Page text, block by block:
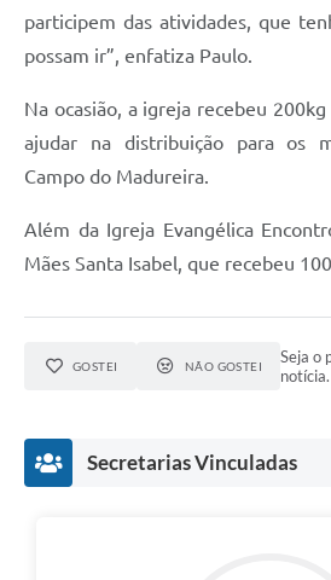
participem das atividades, que
possam ir”, enfatiza Paulo.
Na ocasião, a igreja recebeu
ajudar na distribuição para os
Campo do Madureira.
Além da Igreja Evangélica
Mães Santa Isabel, que recebeu
GOSTEI NÃO GOSTEI
Seja o
notícia.
Secretarias Vinculadas